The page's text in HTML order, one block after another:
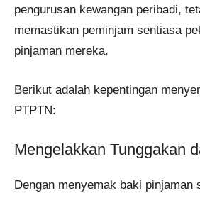
pengurusan kewangan peribadi,
memastikan peminjam sentiasa
pinjaman mereka.
Berikut adalah kepentingan
PTPTN:
Mengelakkan Tunggakan
Dengan menyemak baki pinjaman